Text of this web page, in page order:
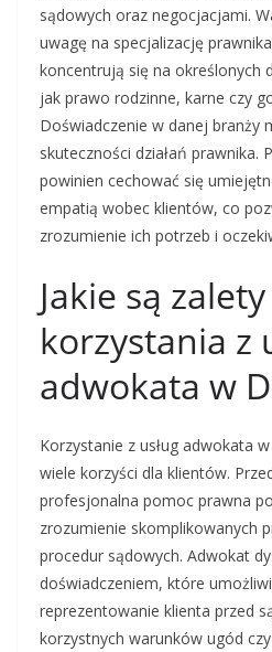
sądowych oraz negocjacjami.
uwagę na specjalizację
koncentrują się na określonych
jak prawo rodzinne, karne czy
Doświadczenie w danej branży
skuteczności działań prawnika.
powinien cechować się
empatią wobec klientów, co
zrozumienie ich potrzeb i
Jakie są zalety
korzystania z
adwokata w
Korzystanie z usług adwokata
wiele korzyści dla klientów.
profesjonalna pomoc prawna
zrozumienie skomplikowanych
procedur sądowych. Adwokat
doświadczeniem, które
reprezentowanie klienta przed
korzystnych warunków ugód